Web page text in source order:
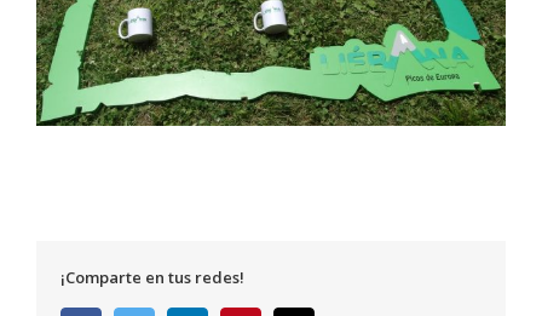
¡Comparte en tus redes!